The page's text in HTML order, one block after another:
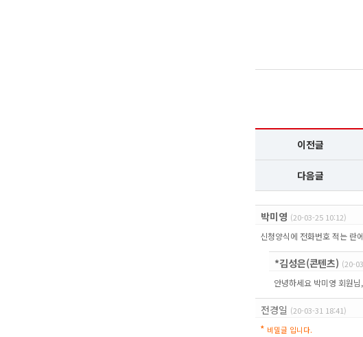
이전글
다음글
박미영 (20-03-25 10:12)
신청양식에 전화번호 적는 란
*김성은(콘텐츠) (20-
안녕하세요 박미영 회원
전경일 (20-03-31 18:41)
* 비밀글 입니다.